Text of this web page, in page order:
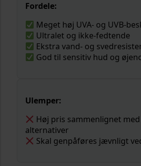
Fordele:
Meget høj UVA- og UVB-
Ultralet og ikke-fedtende
Ekstra vand- og
God til sensitiv hud og
Ulemper:
Høj pris sammenlignet
alternativer
Skal genpåføres jævnligt